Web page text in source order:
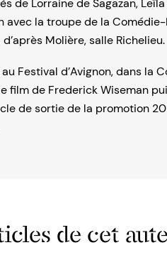
de Lorraine de Sagazan,
avec la troupe de la
d’après Molière, salle Richelieu.
Festival d’Avignon, dans la
film de Frederick Wiseman
de sortie de la promotion
de cet